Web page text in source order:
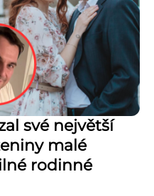
své největší
malé
rodinné